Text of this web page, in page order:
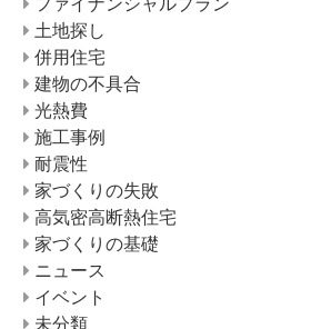
土地探し
併用住宅
建物の不具合
光熱費
施工事例
耐震性
家づくりの失敗
高気密高断熱住宅
家づくりの基礎
ニュース
イベント
未分類